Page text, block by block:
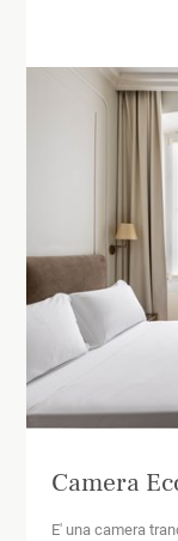
Camera
E' una camera